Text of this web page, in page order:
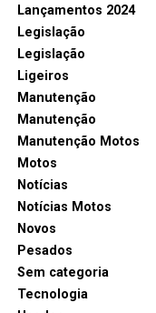
Lançamentos 2024
Legislação
Legislação
Ligeiros
Manutenção
Manutenção
Manutenção Motos
Motos
Notícias
Notícias Motos
Novos
Pesados
Sem categoria
Tecnologia